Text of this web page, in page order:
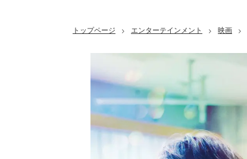
トップページ > エンターテインメント > 映画 >